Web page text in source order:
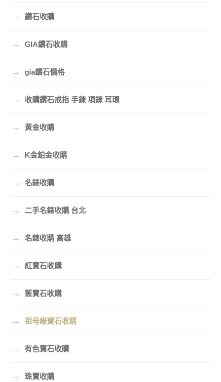
→ 鑽石收購
→ GIA鑽石收購
→ gia鑽石價格
→ 收購鑽石戒指 手鍊 項鍊 耳環
→ 黃金收購
→ K金鉑金收購
→ 名錶收購
→ 二手名錶收購 台北
→ 名錶收購 高雄
→ 紅寶石收購
→ 藍寶石收購
→ 祖母綠寶石收購
→ 有色寶石收購
→ 珠寶收購